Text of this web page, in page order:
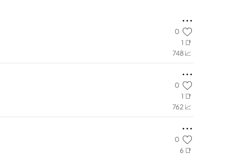
0
1 📑
748 📈
0
1 📑
762 📈
0
6 📑